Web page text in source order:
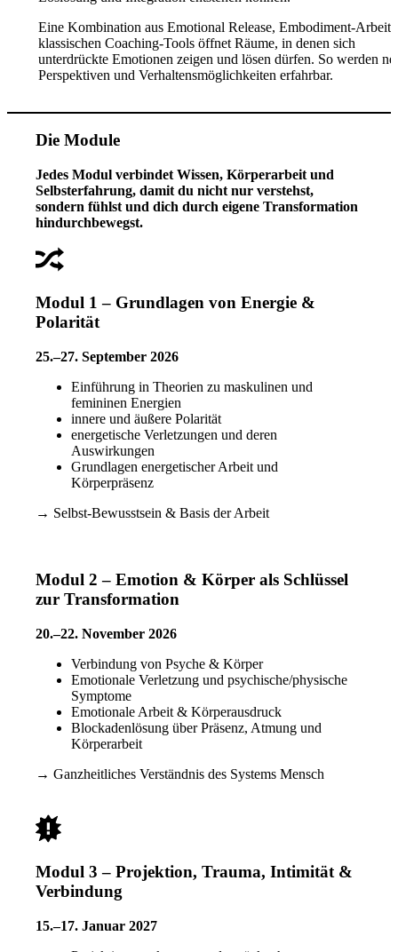
Eine Kombination aus Emotional Release, Embodiment-Arbeit
klassischen Coaching-Tools öffnet Räume, in denen sich
unterdrückte Emotionen zeigen und lösen dürfen. So werden
Perspektiven und Verhaltensmöglichkeiten erfahrbar.
Die Module
Jedes Modul verbindet Wissen, Körperarbeit und
Selbsterfahrung, damit du nicht nur verstehst,
sondern fühlst und dich durch eigene Transformation
hindurchbewegst.
Modul 1 – Grundlagen von Energie &
Polarität
25.–27. September 2026
Einführung in Theorien zu maskulinen und
femininen Energien
innere und äußere Polarität
energetische Verletzungen und deren
Auswirkungen
Grundlagen energetischer Arbeit und
Körperpräsenz
→ Selbst-Bewusstsein & Basis der Arbeit
Modul 2 – Emotion & Körper als Schlüssel
zur Transformation
20.–22. November 2026
Verbindung von Psyche & Körper
Emotionale Verletzung und psychische/physische
Symptome
Emotionale Arbeit & Körperausdruck
Blockadenlösung über Präsenz, Atmung und
Körperarbeit
→ Ganzheitliches Verständnis des Systems Mensch
Modul 3 – Projektion, Trauma, Intimität &
Verbindung
15.–17. Januar 2027